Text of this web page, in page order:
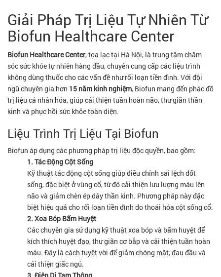
Giải Pháp Trị Liệu Tự Nhiên Từ
Biofun Healthcare Center
Biofun Healthcare Center, tọa lạc tại Hà Nội, là trung tâm chăm
sóc sức khỏe tự nhiên hàng đầu, chuyên cung cấp các liệu trình
không dùng thuốc cho các vấn đề như rối loạn tiền đình. Với đội
ngũ chuyên gia hơn 15 năm kinh nghiệm, Biofun mang đến phác đồ
trị liệu cá nhân hóa, giúp cải thiện tuần hoàn não, thư giãn thần
kinh và phục hồi sức khỏe toàn diện.
Liệu Trình Trị Liệu Tại Biofun
Biofun áp dụng các phương pháp trị liệu độc quyền, bao gồm:
1. Tác Động Cột Sống
Kỹ thuật tác động cột sống giúp điều chỉnh sai lệch đốt
sống, đặc biệt ở vùng cổ, từ đó cải thiện lưu lượng máu lên
não và giảm chèn ép dây thần kinh. Phương pháp này đặc
biệt hiệu quả cho rối loạn tiền đình do thoái hóa cột sống cổ.
2. Xoa Bóp Bấm Huyệt
Các chuyên gia sử dụng kỹ thuật xoa bóp và bấm huyệt để
kích thích huyệt đạo, thư giãn cơ bắp và cải thiện tuần hoàn
máu. Đây là cách tuyệt vời để giảm chóng mặt, đau đầu và
cải thiện giấc ngủ.